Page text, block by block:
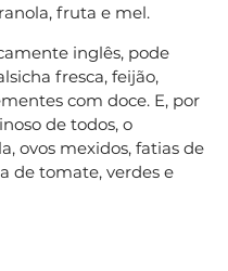
fruta e mel.
inglês, pode
fresca, feijão,
com doce. E, por
de todos, o
ovos mexidos, fatias de
de tomate, verdes e